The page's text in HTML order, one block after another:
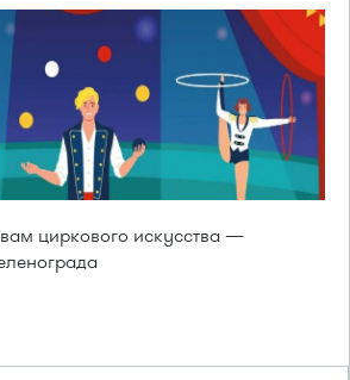
циркового искусства —